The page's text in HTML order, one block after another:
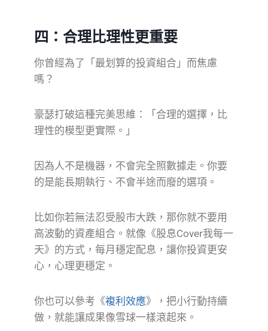
四：合理比理性更重要
你曾經為了「最划算的投資組合」而焦慮
嗎？
豪瑟打破這種完美思維：「合理的選擇，比
理性的模型更實際。」
因為人不是機器，不會完全照數據走。你要
的是能長期執行、不會半途而廢的選項。
比如你若無法忍受股市大跌，那你就不要用
高波動的資產組合。就像《股息Cover我每一
天》的方式，每月穩定配息，讓你投資更安
心，心理更穩定。
你也可以參考《複利效應》，把小行動持續
做，就能讓成果像雪球一樣滾起來。